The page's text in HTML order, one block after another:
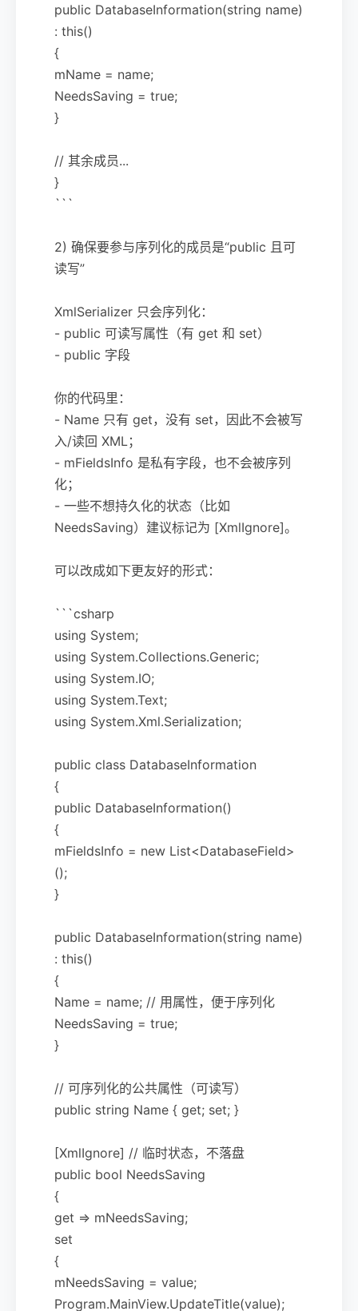
public DatabaseInformation(string name)
: this()
{
mName = name;
NeedsSaving = true;
}
// 其余成员...
}
```
2) 确保要参与序列化的成员是“public 且可
读写”
XmlSerializer 只会序列化：
- public 可读写属性（有 get 和 set）
- public 字段
你的代码里：
- Name 只有 get，没有 set，因此不会被写
入/读回 XML；
- mFieldsInfo 是私有字段，也不会被序列
化；
- 一些不想持久化的状态（比如
NeedsSaving）建议标记为 [XmlIgnore]。
可以改成如下更友好的形式：
```csharp
using System;
using System.Collections.Generic;
using System.IO;
using System.Text;
using System.Xml.Serialization;
public class DatabaseInformation
{
public DatabaseInformation()
{
mFieldsInfo = new List<DatabaseField>
();
}
public DatabaseInformation(string name)
: this()
{
Name = name; // 用属性，便于序列化
NeedsSaving = true;
}
// 可序列化的公共属性（可读写）
public string Name { get; set; }
[XmlIgnore] // 临时状态，不落盘
public bool NeedsSaving
{
get => mNeedsSaving;
set
{
mNeedsSaving = value;
Program.MainView.UpdateTitle(value);